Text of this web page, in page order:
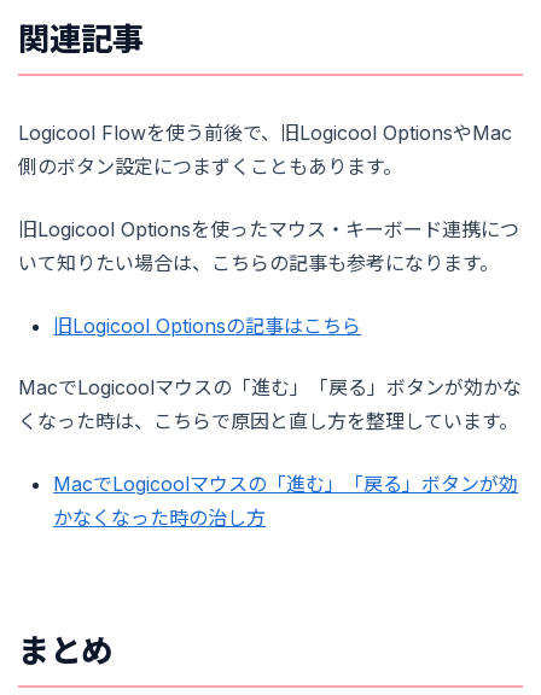
関連記事
Logicool Flowを使う前後で、旧Logicool OptionsやMac
側のボタン設定につまずくこともあります。
旧Logicool Optionsを使ったマウス・キーボード連携につ
いて知りたい場合は、こちらの記事も参考になります。
旧Logicool Optionsの記事はこちら
MacでLogicoolマウスの「進む」「戻る」ボタンが効かな
くなった時は、こちらで原因と直し方を整理しています。
MacでLogicoolマウスの「進む」「戻る」ボタンが効
かなくなった時の治し方
まとめ